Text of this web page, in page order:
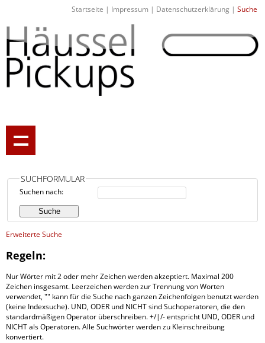
Startseite | Impressum | Datenschutzerklärung | Suche
SUCHFORMULAR
Suchen nach:
Erweiterte Suche
Regeln:
Nur Wörter mit 2 oder mehr Zeichen werden akzeptiert. Maximal 200
Zeichen insgesamt. Leerzeichen werden zur Trennung von Worten
verwendet, "" kann für die Suche nach ganzen Zeichenfolgen benutzt werden
(keine Indexsuche). UND, ODER und NICHT sind Suchoperatoren, die den
standardmäßigen Operator überschreiben. +/|/- entspricht UND, ODER und
NICHT als Operatoren. Alle Suchwörter werden zu Kleinschreibung
konvertiert.